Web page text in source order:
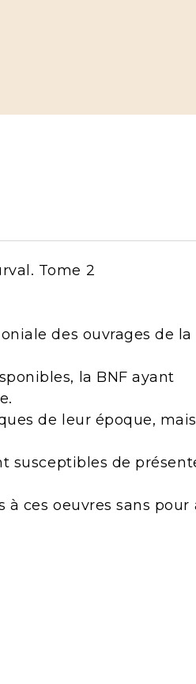
Tome 2
des ouvrages de la
la BNF ayant
de leur époque,
susceptibles de
ces oeuvres sans pour